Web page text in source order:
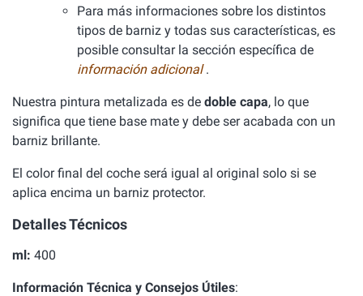
Para más informaciones sobre los distintos
tipos de barniz y todas sus características, es
posible consultar la sección específica de
información adicional.
Nuestra pintura metalizada es de doble capa, lo que
significa que tiene base mate y debe ser acabada con un
barniz brillante.
El color final del coche será igual al original solo si se
aplica encima un barniz protector.
Detalles Técnicos
ml: 400
Información Técnica y Consejos Útiles: